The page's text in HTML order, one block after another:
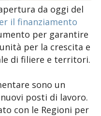
da oggi del
il finanziamento
per garantire
per la crescita e
di filiere e territori.
sono un
posti di lavoro.
con le Regioni per